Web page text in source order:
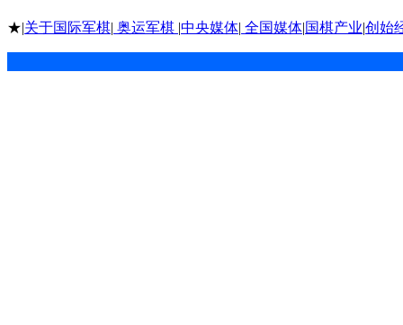
★|关于国际军棋| 奥运军棋 |中央媒体| 全国媒体|国棋产业|创始